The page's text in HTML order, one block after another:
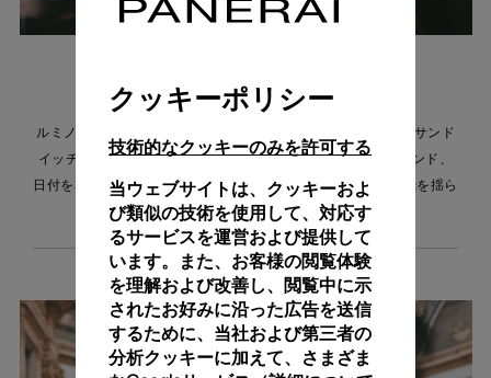
ルミノール ドゥエ トゥットオロは、サンブラッシュ仕上げのサンド
イッチ ダイヤルを特徴としています。分、時、スモールセコンド、
日付を表示し、ごくわずかな動きでダイヤル表面に放射状に光を揺ら
めかせます。
クッキーポリシー
技術的なクッキーのみを許可する
当ウェブサイトは、クッキーおよ
び類似の技術を使用して、対応す
るサービスを運営および提供して
います。また、お客様の閲覧体験
を理解および改善し、閲覧中に示
されたお好みに沿った広告を送信
するために、当社および第三者の
分析クッキーに加えて、さまざま